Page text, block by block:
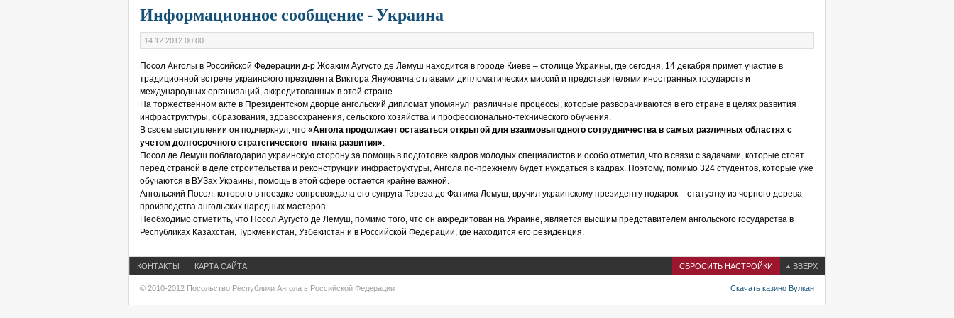
Информационное сообщение - Украина
14.12.2012 00:00
Посол Анголы в Российской Федерации д-р Жоаким Аугусто де Лемуш находится в городе Киеве – столице Украины, где сегодня, 14 декабря примет участие в
традиционной встрече украинского президента Виктора Януковича с главами дипломатических миссий и представителями иностранных государств и
международных организаций, аккредитованных в этой стране.
На торжественном акте в Президентском дворце ангольский дипломат упомянул различные процессы, которые разворачиваются в его стране в целях развития
инфраструктуры, образования, здравоохранения, сельского хозяйства и профессионально-технического обучения.
В своем выступлении он подчеркнул, что «Ангола продолжает оставаться открытой для взаимовыгодного сотрудничества в самых различных областях с
учетом долгосрочного стратегического плана развития».
Посол де Лемуш поблагодарил украинскую сторону за помощь в подготовке кадров молодых специалистов и особо отметил, что в связи с задачами, которые стоят
перед страной в деле строительства и реконструкции инфраструктуры, Ангола по-прежнему будет нуждаться в кадрах. Поэтому, помимо 324 студентов, которые уже
обучаются в ВУЗах Украины, помощь в этой сфере остается крайне важной.
Ангольский Посол, которого в поездке сопровождала его супруга Тереза де Фатима Лемуш, вручил украинскому президенту подарок – статуэтку из черного дерева
производства ангольских народных мастеров.
Необходимо отметить, что Посол Аугусто де Лемуш, помимо того, что он аккредитован на Украине, является высшим представителем ангольского государства в
Республиках Казахстан, Туркменистан, Узбекистан и в Российской Федерации, где находится его резиденция.
КОНТАКТЫ КАРТА САЙТА СБРОСИТЬ НАСТРОЙКИ ВВЕРХ
Скачать казино Вулкан
© 2010-2012 Посольство Республики Ангола в Российской Федерации